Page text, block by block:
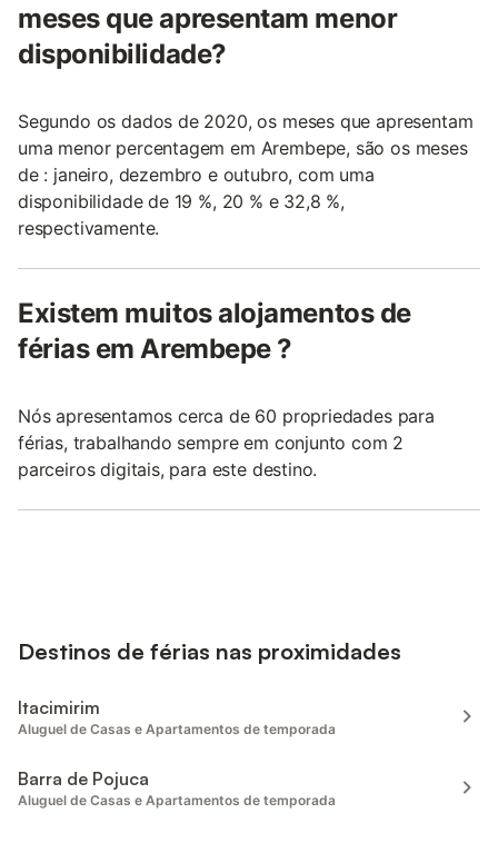
meses que apresentam menor
disponibilidade?
Segundo os dados de 2020, os meses que apresentam
uma menor percentagem em Arembepe, são os meses
de : janeiro, dezembro e outubro, com uma
disponibilidade de 19 %, 20 % e 32,8 %,
respectivamente.
Existem muitos alojamentos de
férias em Arembepe ?
Nós apresentamos cerca de 60 propriedades para
férias, trabalhando sempre em conjunto com 2
parceiros digitais, para este destino.
Destinos de férias nas proximidades
Itacimirim
Aluguel de Casas e Apartamentos de temporada
Barra de Pojuca
Aluguel de Casas e Apartamentos de temporada